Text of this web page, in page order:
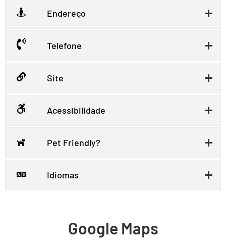
Endereço
Telefone
Site
Acessibilidade
Pet Friendly?
Idiomas
Google Maps